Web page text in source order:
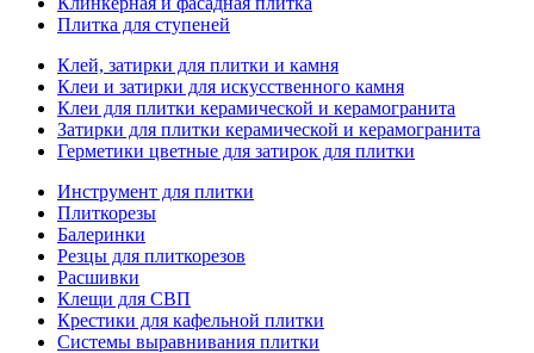
Плитка для ступеней
Клей, затирки для плитки и камня
Клеи и затирки для искусственного камня
Клеи для плитки керамической и керамогранита
Затирки для плитки керамической и керамогранита
Герметики цветные для затирок для плитки
Инструмент для плитки
Плиткорезы
Балеринки
Резцы для плиткорезов
Расшивки
Клещи для СВП
Крестики для кафельной плитки
Системы выравнивания плитки